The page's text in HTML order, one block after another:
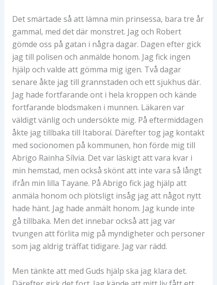
Det smärtade så att lämna min prinsessa, bara tre år
gammal, med det där monstret. Jag och Robert
gömde oss på gatan i några dagar. Dagen efter gick
jag till polisen och anmälde honom. Jag fick ingen
hjälp och valde att gömma mig igen. Två dagar
senare åkte jag till grannstaden och ett sjukhus där.
Jag hade fortfarande ont i hela kroppen och kände
fortfarande blodsmaken i munnen. Läkaren var
väldigt vänlig och undersökte mig. På eftermiddagen
åkte jag tillbaka till Itaboraí. Därefter tog jag kontakt
med socionomen på kommunen, hon förde mig till
Abrigo Rainha Sílvia. Det var läskigt att vara kvar i
min hemstad, men också skönt att inte vara så långt
ifrån min lilla Tayane. På Abrigo fick jag hjälp att
anmäla honom och plötsligt insåg jag att något nytt
hade hänt. Jag hade anmält honom. Jag kunde inte
gå tillbaka. Men det innebar också att jag var
tvungen att förlita mig på myndigheter och personer
som jag aldrig träffat tidigare. Jag var rädd.
Men tänkte att med Guds hjälp ska jag klara det.